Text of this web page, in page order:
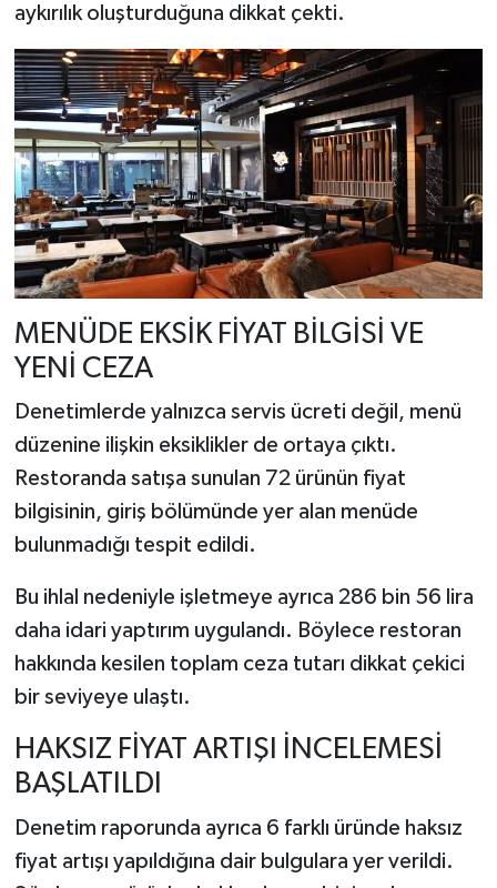
aykırılık oluşturduğuna dikkat çekti.
MENÜDE EKSİK FİYAT BİLGİSİ VE
YENİ CEZA
Denetimlerde yalnızca servis ücreti değil, menü
düzenine ilişkin eksiklikler de ortaya çıktı.
Restoranda satışa sunulan 72 ürünün fiyat
bilgisinin, giriş bölümünde yer alan menüde
bulunmadığı tespit edildi.
Bu ihlal nedeniyle işletmeye ayrıca 286 bin 56 lira
daha idari yaptırım uygulandı. Böylece restoran
hakkında kesilen toplam ceza tutarı dikkat çekici
bir seviyeye ulaştı.
HAKSIZ FİYAT ARTIŞI İNCELEMESİ
BAŞLATILDI
Denetim raporunda ayrıca 6 farklı üründe haksız
fiyat artışı yapıldığına dair bulgulara yer verildi.